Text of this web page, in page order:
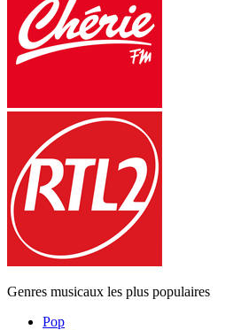
Genres musicaux les plus populaires
Pop